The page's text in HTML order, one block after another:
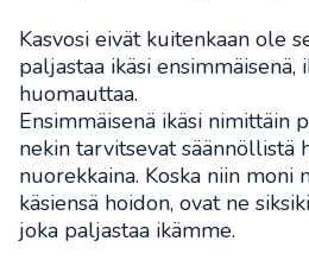
Kasvosi eivät kuitenkaan ole
paljastaa ikäsi ensimmäisenä,
huomauttaa.
Ensimmäisenä ikäsi nimittäin
nekin tarvitsevat säännöllistä
nuorekkaina. Koska niin
käsiensä hoidon, ovat ne
joka paljastaa ikämme.